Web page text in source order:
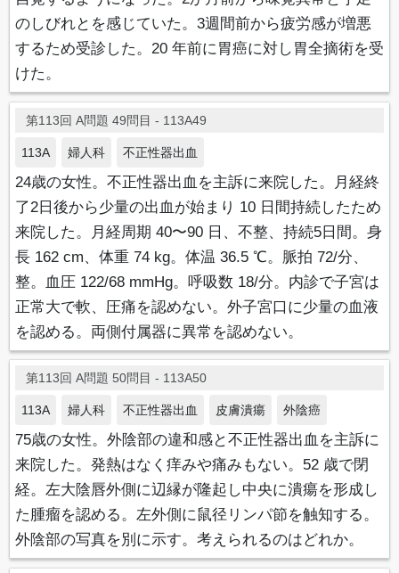
のしびれとを感じていた。3週間前から疲労感が増悪
するため受診した。20 年前に胃癌に対し胃全摘術を受
けた。
第113回 A問題 49問目 - 113A49
113A 婦人科 不正性器出血
24歳の女性。不正性器出血を主訴に来院した。月経終
了2日後から少量の出血が始まり 10 日間持続したため
来院した。月経周期 40〜90 日、不整、持続5日間。身
長 162 cm、体重 74 kg。体温 36.5 ℃。脈拍 72/分、
整。血圧 122/68 mmHg。呼吸数 18/分。内診で子宮は
正常大で軟、圧痛を認めない。外子宮口に少量の血液
を認める。両側付属器に異常を認めない。
第113回 A問題 50問目 - 113A50
113A 婦人科 不正性器出血 皮膚潰瘍 外陰癌
75歳の女性。外陰部の違和感と不正性器出血を主訴に
来院した。発熱はなく痒みや痛みもない。52 歳で閉
経。左大陰唇外側に辺縁が隆起し中央に潰瘍を形成し
た腫瘤を認める。左外側に鼠径リンパ節を触知する。
外陰部の写真を別に示す。考えられるのはどれか。